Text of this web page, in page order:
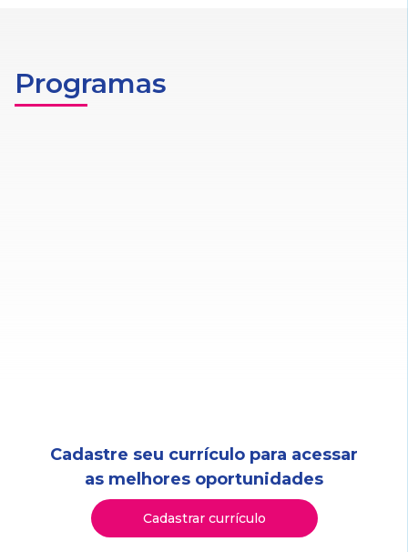
Programas
Cadastre seu currículo para acessar
as melhores oportunidades
Cadastrar currículo